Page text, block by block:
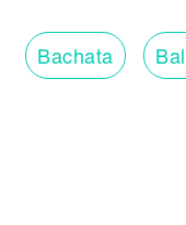
Bachata